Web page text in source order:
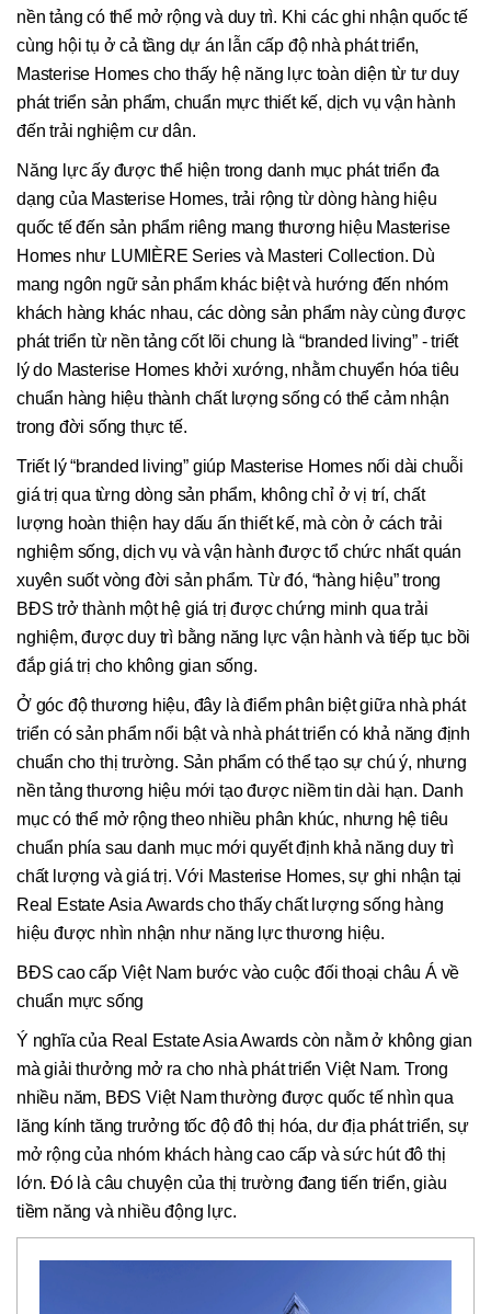
nền tảng có thể mở rộng và duy trì. Khi các ghi nhận quốc tế
cùng hội tụ ở cả tầng dự án lẫn cấp độ nhà phát triển,
Masterise Homes cho thấy hệ năng lực toàn diện từ tư duy
phát triển sản phẩm, chuẩn mực thiết kế, dịch vụ vận hành
đến trải nghiệm cư dân.
Năng lực ấy được thể hiện trong danh mục phát triển đa
dạng của Masterise Homes, trải rộng từ dòng hàng hiệu
quốc tế đến sản phẩm riêng mang thương hiệu Masterise
Homes như LUMIÈRE Series và Masteri Collection. Dù
mang ngôn ngữ sản phẩm khác biệt và hướng đến nhóm
khách hàng khác nhau, các dòng sản phẩm này cùng được
phát triển từ nền tảng cốt lõi chung là “branded living” - triết
lý do Masterise Homes khởi xướng, nhằm chuyển hóa tiêu
chuẩn hàng hiệu thành chất lượng sống có thể cảm nhận
trong đời sống thực tế.
Triết lý “branded living” giúp Masterise Homes nối dài chuỗi
giá trị qua từng dòng sản phẩm, không chỉ ở vị trí, chất
lượng hoàn thiện hay dấu ấn thiết kế, mà còn ở cách trải
nghiệm sống, dịch vụ và vận hành được tổ chức nhất quán
xuyên suốt vòng đời sản phẩm. Từ đó, “hàng hiệu” trong
BĐS trở thành một hệ giá trị được chứng minh qua trải
nghiệm, được duy trì bằng năng lực vận hành và tiếp tục bồi
đắp giá trị cho không gian sống.
Ở góc độ thương hiệu, đây là điểm phân biệt giữa nhà phát
triển có sản phẩm nổi bật và nhà phát triển có khả năng định
chuẩn cho thị trường. Sản phẩm có thể tạo sự chú ý, nhưng
nền tảng thương hiệu mới tạo được niềm tin dài hạn. Danh
mục có thể mở rộng theo nhiều phân khúc, nhưng hệ tiêu
chuẩn phía sau danh mục mới quyết định khả năng duy trì
chất lượng và giá trị. Với Masterise Homes, sự ghi nhận tại
Real Estate Asia Awards cho thấy chất lượng sống hàng
hiệu được nhìn nhận như năng lực thương hiệu.
BĐS cao cấp Việt Nam bước vào cuộc đối thoại châu Á về
chuẩn mực sống
Ý nghĩa của Real Estate Asia Awards còn nằm ở không gian
mà giải thưởng mở ra cho nhà phát triển Việt Nam. Trong
nhiều năm, BĐS Việt Nam thường được quốc tế nhìn qua
lăng kính tăng trưởng tốc độ đô thị hóa, dư địa phát triển, sự
mở rộng của nhóm khách hàng cao cấp và sức hút đô thị
lớn. Đó là câu chuyện của thị trường đang tiến triển, giàu
tiềm năng và nhiều động lực.